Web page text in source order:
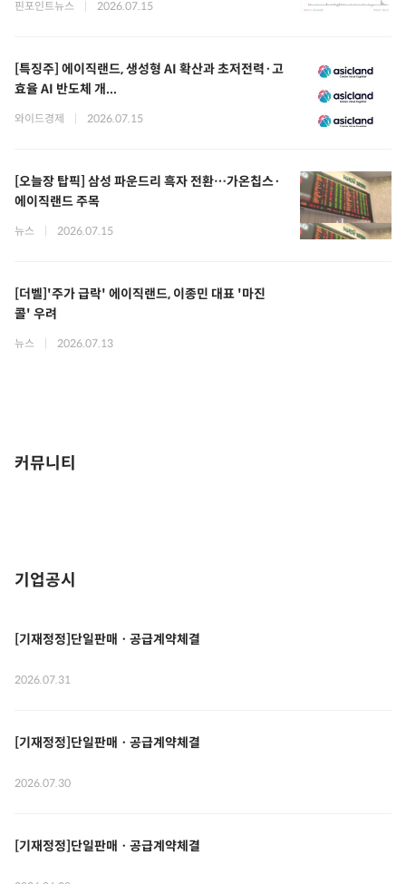
핀포인트뉴스 2026.07.15
[특징주] 에이직랜드, 생성형 AI 확산과 초저전력·고
효율 AI 반도체 개...
와이드경제 2026.07.15
[오늘장 탑픽] 삼성 파운드리 흑자 전환…가온칩스·
에이직랜드 주목
뉴스 2026.07.15
[더벨]'주가 급락' 에이직랜드, 이종민 대표 '마진
콜' 우려
뉴스 2026.07.13
커뮤니티
기업공시
[기재정정]단일판매ㆍ공급계약체결
2026.07.31
[기재정정]단일판매ㆍ공급계약체결
2026.07.30
[기재정정]단일판매ㆍ공급계약체결